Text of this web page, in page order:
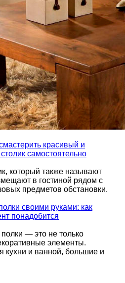
красивый и
самостоятельно
который также называют
в гостиной рядом с
предметов обстановки.
своими руками: как
понадобится
— это не только
элементы.
кухни и ванной, большие и